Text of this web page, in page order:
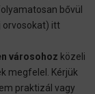
bővül
orvosokat) itt
városohoz közeli
megfelel. Kérjük
praktizál vagy